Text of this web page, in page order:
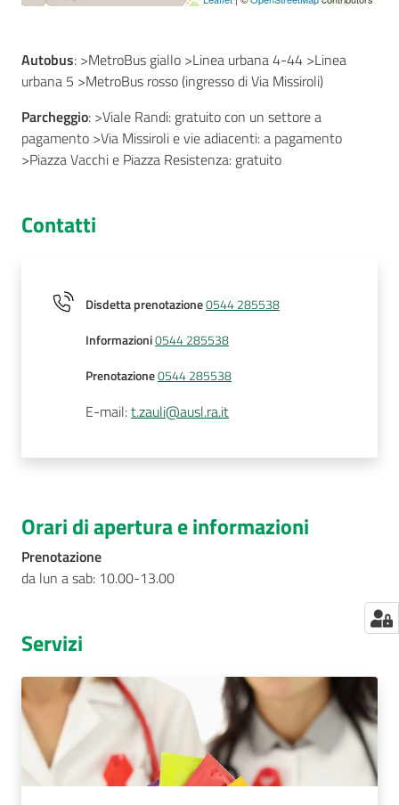
Autobus: >MetroBus giallo >Linea urbana 4-44 >Linea
urbana 5 >MetroBus rosso (ingresso di Via Missiroli)
Parcheggio: >Viale Randi: gratuito con un settore a
pagamento >Via Missiroli e vie adiacenti: a pagamento
>Piazza Vacchi e Piazza Resistenza: gratuito
Contatti
Disdetta prenotazione0544 285538
Informazioni0544 285538
Prenotazione0544 285538
E-mail:t.zauli@ausl.ra.it
Orari di apertura e informazioni
Prenotazione
da lun a sab: 10.00-13.00
Servizi